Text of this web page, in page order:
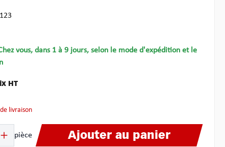
vous, dans 1 à 9 jours, selon le mode d'expédition et le
HT
de livraison
: Entrez la quantité souhaitée ou utilisez les boutons pour augmenter ou
pièce Ajouter au panier